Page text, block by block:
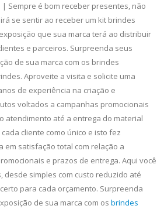
| Sempre é bom receber presentes, não
se sentir ao receber um kit brindes
que sua marca terá ao distribuir
e parceiros. Surpreenda seus
de sua marca com os brindes
Aproveite a visita e solicite uma
de experiência na criação e
voltados a campanhas promocionais
atendimento até a entrega do material
cliente como único e isto fez
em satisfação total com relação a
e prazos de entrega. Aqui você
desde simples com custo reduzido até
para cada orçamento. Surpreenda
de sua marca com os brindes